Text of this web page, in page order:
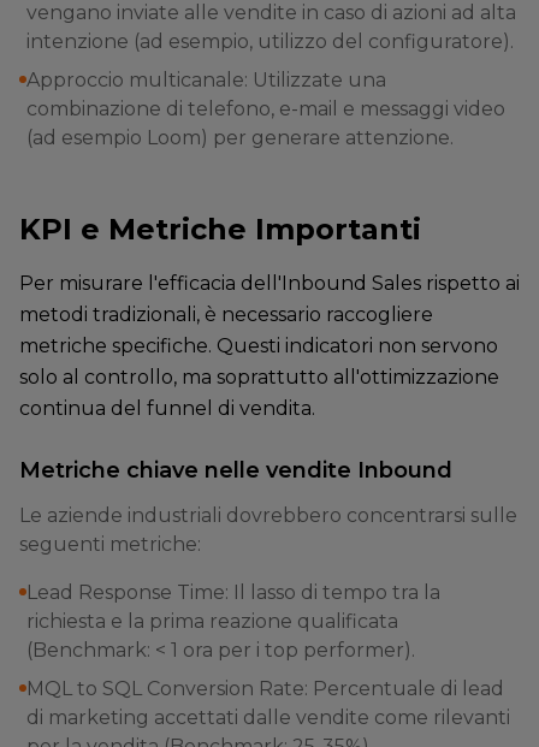
vengano inviate alle vendite in caso di azioni ad alta
intenzione (ad esempio, utilizzo del configuratore).
Approccio multicanale: Utilizzate una
combinazione di telefono, e-mail e messaggi video
(ad esempio Loom) per generare attenzione.
KPI e Metriche Importanti
Per misurare l'efficacia dell'Inbound Sales rispetto ai
metodi tradizionali, è necessario raccogliere
metriche specifiche. Questi indicatori non servono
solo al controllo, ma soprattutto all'ottimizzazione
continua del funnel di vendita.
Metriche chiave nelle vendite Inbound
Le aziende industriali dovrebbero concentrarsi sulle
seguenti metriche:
Lead Response Time: Il lasso di tempo tra la
richiesta e la prima reazione qualificata
(Benchmark: < 1 ora per i top performer).
MQL to SQL Conversion Rate: Percentuale di lead
di marketing accettati dalle vendite come rilevanti